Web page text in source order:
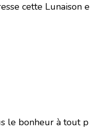
cette Lunaison e
le bonheur à tout p